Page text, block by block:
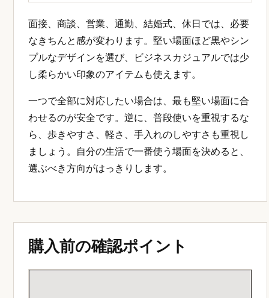
面接、商談、営業、通勤、結婚式、休日では、必要
なきちんと感が変わります。堅い場面ほど黒やシン
プルなデザインを選び、ビジネスカジュアルでは少
し柔らかい印象のアイテムも使えます。
一つで全部に対応したい場合は、最も堅い場面に合
わせるのが安全です。逆に、普段使いを重視するな
ら、歩きやすさ、軽さ、手入れのしやすさも重視し
ましょう。自分の生活で一番使う場面を決めると、
選ぶべき方向がはっきりします。
購入前の確認ポイント